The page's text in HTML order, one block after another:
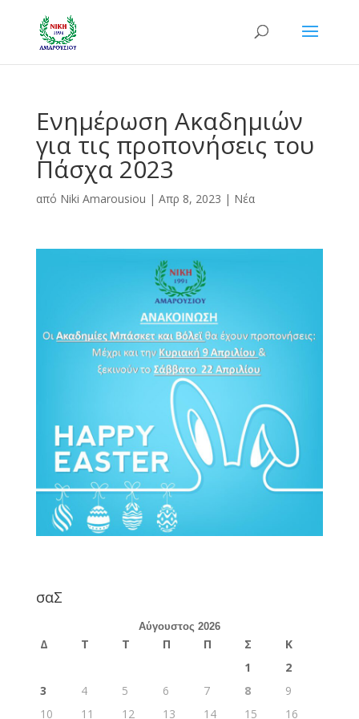
Ενημέρωση Ακαδημιών
για τις προπονήσεις του
Πάσχα 2023
από Niki Amarousiou | Απρ 8, 2023 | Νέα
σαΣ
Αύγουστος 2026
Δ Τ Τ Π Π Σ
Κ
1
2
3
4 5 6 7 8
9
10
11 12 13 14 15 16